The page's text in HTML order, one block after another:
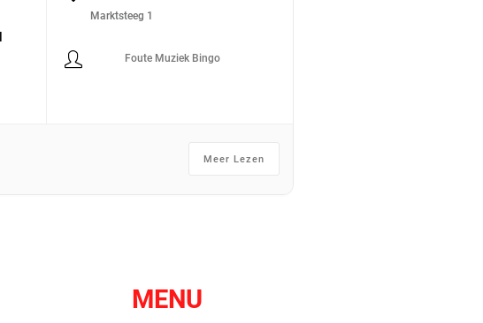
Marktsteeg 1
Foute Muziek Bingo
Meer Lezen
MENU